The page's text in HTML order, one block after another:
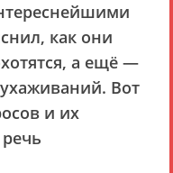
как они
а ещё —
Вот
и их